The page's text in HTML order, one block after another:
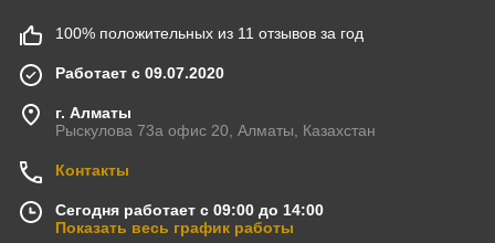
100% положительных из 11 отзывов за год
Работает с 09.07.2020
г. Алматы
Рыскулова 73а офис 20, Алматы, Казахстан
Контакты
Сегодня работает с 09:00 до 14:00
Показать весь график работы